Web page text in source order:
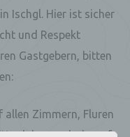
Ischgl. Hier ist sicher
und Respekt
Gastgebern, bitten
allen Zimmern, Fluren